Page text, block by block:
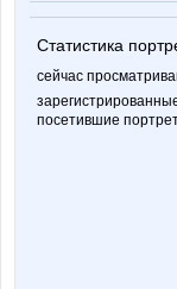
Статистика
сейчас
посетившие